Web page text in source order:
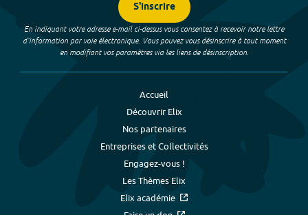
S'inscrire
En indiquant votre adresse e-mail ci-dessus vous consentez à recevoir notre lettre
d’information par voie électronique. Vous pouvez vous désinscrire à tout moment
en modifiant vos paramètres via les liens de désinscription.
Accueil
Découvrir Elix
Nos partenaires
Entreprises et Collectivités
Engagez-vous !
Les Thèmes Elix
Elix académie